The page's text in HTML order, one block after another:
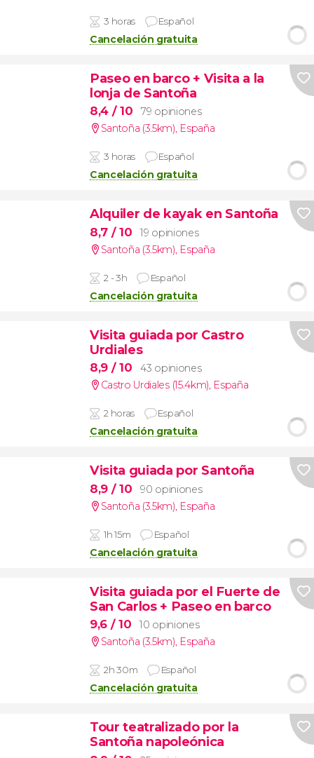
3 horas Español
Cancelación gratuita
Paseo en barco + Visita a la
lonja de Santoña
8,4 / 10
79 opiniones
Santoña (3.5km), España
3 horas Español
Cancelación gratuita
Alquiler de kayak en Santoña
8,7 / 10
19 opiniones
Santoña (3.5km), España
2 - 3h Español
Cancelación gratuita
Visita guiada por Castro
Urdiales
8,9 / 10
43 opiniones
Castro Urdiales (15.4km), España
2 horas Español
Cancelación gratuita
Visita guiada por Santoña
8,9 / 10
90 opiniones
Santoña (3.5km), España
1h 15m Español
Cancelación gratuita
Visita guiada por el Fuerte de
San Carlos + Paseo en barco
9,6 / 10
10 opiniones
Santoña (3.5km), España
2h 30m Español
Cancelación gratuita
Tour teatralizado por la
Santoña napoleónica